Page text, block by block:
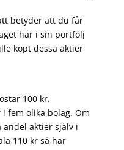
betyder att du får
har i sin portfölj
köpt dessa aktier
100 kr.
fem olika bolag. Om
aktier själv i
110 kr så har